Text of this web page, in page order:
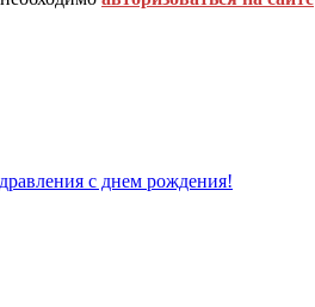
с днем рождения!